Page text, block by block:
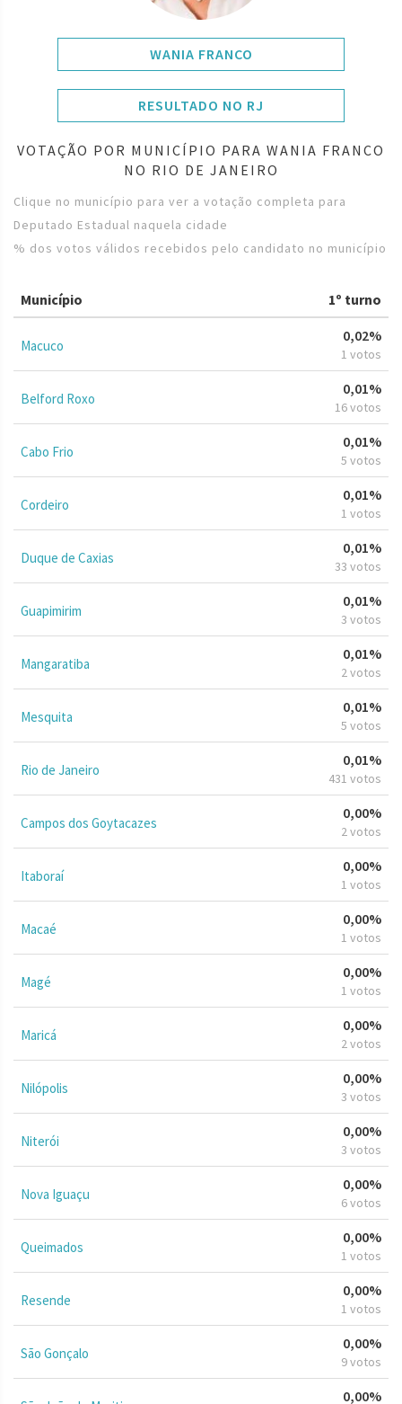
WANIA FRANCO
RESULTADO NO RJ
VOTAÇÃO POR MUNICÍPIO PARA WANIA FRANCO
NO RIO DE JANEIRO
Clique no município para ver a votação completa para
Deputado Estadual naquela cidade
% dos votos válidos recebidos pelo candidato no município
Município 1º turno
Macuco
0,02%
1 votos
Belford Roxo
0,01%
16 votos
Cabo Frio
0,01%
5 votos
Cordeiro
0,01%
1 votos
Duque de Caxias
0,01%
33 votos
Guapimirim
0,01%
3 votos
Mangaratiba
0,01%
2 votos
Mesquita
0,01%
5 votos
Rio de Janeiro
0,01%
431 votos
Campos dos Goytacazes
0,00%
2 votos
Itaboraí
0,00%
1 votos
Macaé
0,00%
1 votos
Magé
0,00%
1 votos
Maricá
0,00%
2 votos
Nilópolis
0,00%
3 votos
Niterói
0,00%
3 votos
Nova Iguaçu
0,00%
6 votos
Queimados
0,00%
1 votos
Resende
0,00%
1 votos
São Gonçalo
0,00%
9 votos
0,00%